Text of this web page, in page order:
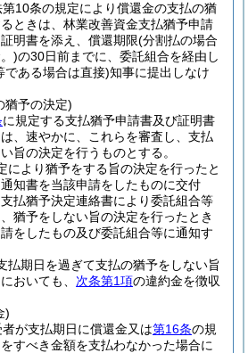
10条の規定により償還金の支払の猶
ときは、林業改善資金支払猶予申請
明書を添え、償還期限(分割払の場合
)の30日前までに、委託組合を経由し
である場合は直接)知事に提出しなけ
猶予の決定)
に規定する支払猶予申請書及び証明書
、速やかに、これらを審査し、支払
旨の決定を行うものとする。
により猶予をする旨の決定を行ったと
知書を当該申請をしたものに交付
払猶予決定連絡書により委託組合等
猶予をしない旨の決定を行ったとき
をしたもの及び委託組合等に通知す
払期日を過ぎて支払の猶予をしない旨
おいても、 次条第1項の違約金を徴収
)
が支払期日に償還金又は第16条の規
すべき金額を支払わなかった場合に